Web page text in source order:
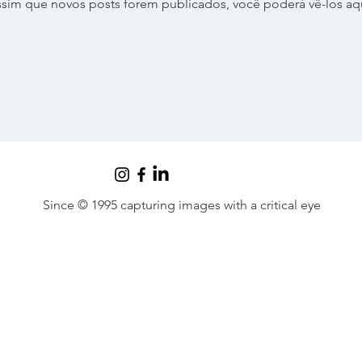
que novos posts forem publicados, você poderá vê-los
Since © 1995 capturing images with a critical eye